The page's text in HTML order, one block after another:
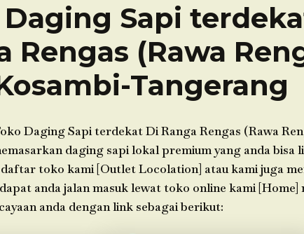
Daging Sapi
Rengas (Rawa
Tangerang
Daging Sapi terdekat Di Ranga Rengas (Rawa
daging sapi lokal premium yang anda bisa
toko kami [Outlet Locolation] atau kami juga
anda jalan masuk lewat toko online kami [Home]
anda dengan link sebagai berikut: